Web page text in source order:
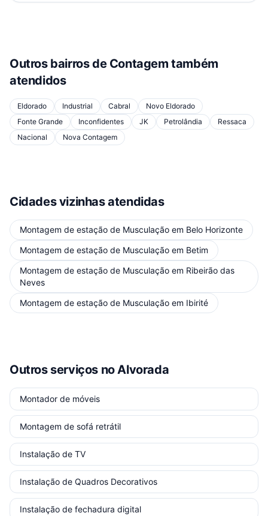
Outros bairros de Contagem também
atendidos
Eldorado Industrial Cabral
Novo Eldorado
Fonte Grande
Inconfidentes JK Petrolândia
Ressaca
Nacional
Nova Contagem
Cidades vizinhas atendidas
Montagem de estação de Musculação em Belo Horizonte
Montagem de estação de Musculação em Betim
Montagem de estação de Musculação em Ribeirão das
Neves
Montagem de estação de Musculação em Ibirité
Outros serviços no Alvorada
Montador de móveis
Montagem de sofá retrátil
Instalação de TV
Instalação de Quadros Decorativos
Instalação de fechadura digital